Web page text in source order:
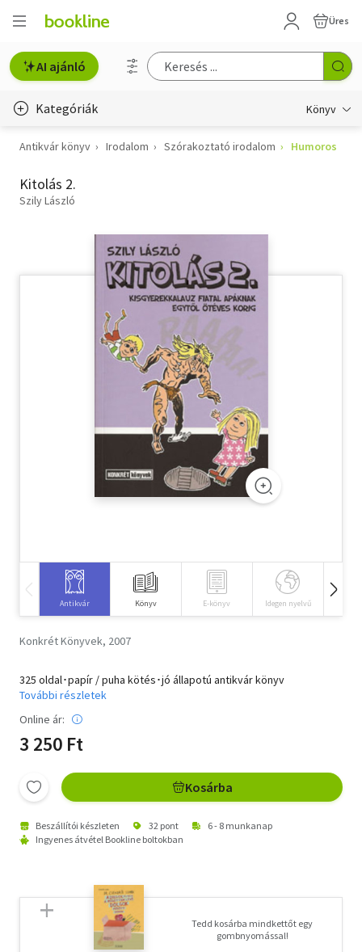
Üres
AI ajánló
Kategóriák Könyv
Életmód, egészség
Erotika
Hobbi, szabadidő
Tankönyv, segédkönyv
Természettudomány
Vallás
Antikvár könyv Irodalom Szórakoztató irodalom Humoros
Kitolás 2.
Szily László
Antikvár Könyv E-könyv Idegen nyelvű
Konkrét Könyvek, 2007
325 oldal･papír / puha kötés･jó állapotú antikvár könyv
További részletek
Online ár:
3 250 Ft
Kosárba
Beszállítói készleten 32 pont
6 - 8 munkanap
Ingyenes átvétel Bookline boltokban
Tedd kosárba mindkettőt egy
gombnyomással!